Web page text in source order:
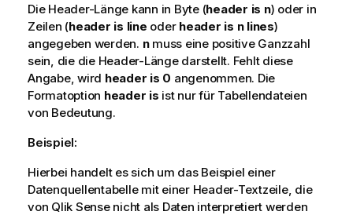
Die Header-Länge kann in Byte (header is n) oder in
Zeilen (header is line oder header is n lines)
angegeben werden. nmuss eine positive Ganzzahl
sein, die die Header-Länge darstellt. Fehlt diese
Angabe, wird header is 0 angenommen. Die
Formatoption header is ist nur für Tabellendateien
von Bedeutung.
Beispiel:
Hierbei handelt es sich um das Beispiel einer
Datenquellentabelle mit einer Header-Textzeile, die
von Qlik Sensenicht als Daten interpretiert werden